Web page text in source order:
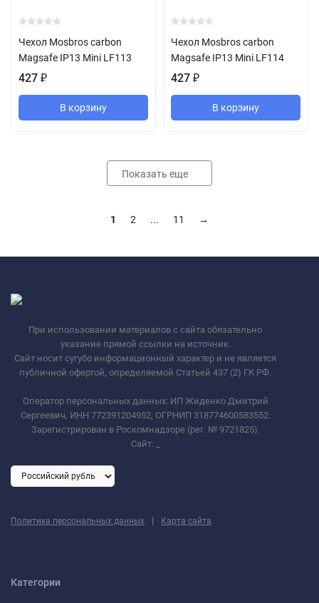
Чехол Mosbros carbon
Magsafe IP13 Mini LF113
427 ₽
В корзину
Чехол Mosbros carbon
Magsafe IP13 Mini LF114
427 ₽
В корзину
Показать еще
1 2 ... 11 →
При использовании материалов с сайта обязательно
указание прямой ссылки на источник.
Сайт носит сугубо информационный характер и не является
публичной офертой, определяемой Статьей 437 (2) ГК РФ.
Оператор персональных данных: ИП Жиденко Дмитрий
Сергеевич, ИНН 772391204952, ОГРНИП 318774600583552.
Зарегистрирован в Роскомнадзоре (рег. № 9721825).
Сайт:
Политика персональных данных | Карта сайта
Категории